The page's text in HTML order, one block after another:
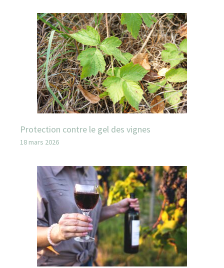
Protection contre le gel des vignes
18 mars 2026